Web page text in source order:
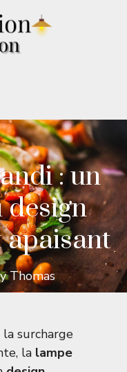
: un
design
Thomas
la surcharge
la lampe